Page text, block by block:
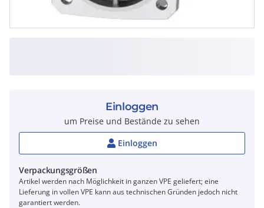
Einloggen
um Preise und Bestände zu sehen
Einloggen
Verpackungsgrößen
Artikel werden nach Möglichkeit in ganzen VPE geliefert; eine
Lieferung in vollen VPE kann aus technischen Gründen jedoch nicht
garantiert werden.